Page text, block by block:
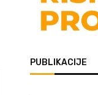
PUBLIKACIJE